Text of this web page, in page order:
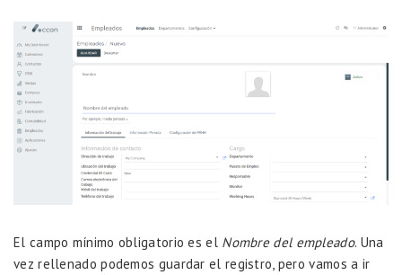
El campo mínimo obligatorio es el Nombre del empleado. Una
vez rellenado podemos guardar el registro, pero vamos a ir